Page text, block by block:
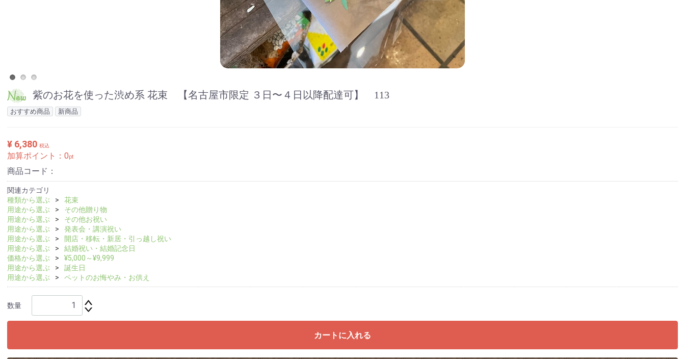
紫のお花を使った渋め系 花束 【名古屋市限定 ３日〜４日以降配達可】 113
おすすめ商品 新商品
¥ 6,380 税込
加算ポイント： 0pt
商品コード：
関連カテゴリ
種類から選ぶ
花束
用途から選ぶ
その他贈り物
用途から選ぶ
その他お祝い
用途から選ぶ
発表会・講演祝い
用途から選ぶ
開店・移転・新居・引っ越し祝い
用途から選ぶ
結婚祝い・結婚記念日
価格から選ぶ
¥5,000～¥9,999
用途から選ぶ
誕生日
用途から選ぶ
ペットのお悔やみ・お供え
数量
カートに入れる